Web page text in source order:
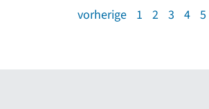
vorherige 1 2 3 4 5